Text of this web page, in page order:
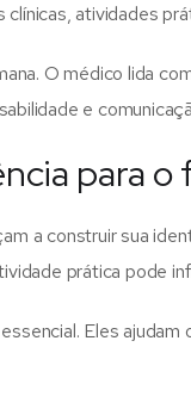
atividades
O médico lida
e
para
a construir sua
prática pode
Eles